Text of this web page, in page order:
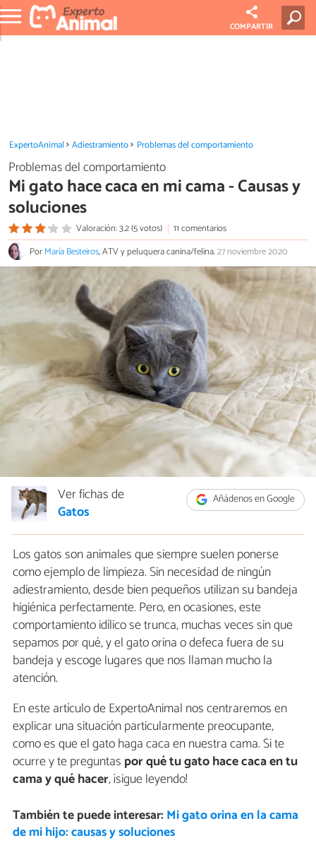
COMPARTIR
ExpertoAnimal Adiestramiento Problemas del comportamiento
Problemas del comportamiento
Mi gato hace caca en mi cama - Causas y
soluciones
Valoración: 3.2 (5 votos)
11 comentarios
PorMaría Besteiros, ATV y peluquera canina/felina.27 noviembre 2020
Añádenos en Google
Ver fichas de
Gatos
Los gatos son animales que siempre suelen ponerse
como ejemplo de limpieza. Sin necesidad de ningún
adiestramiento, desde bien pequeños utilizan su bandeja
higiénica perfectamente. Pero, en ocasiones, este
comportamiento idílico se trunca, muchas veces sin que
sepamos por qué, y el gato orina o defeca fuera de su
bandeja y escoge lugares que nos llaman mucho la
atención.
En este artículo de ExpertoAnimal nos centraremos en
explicar una situación particularmente preocupante,
como es que el gato haga caca en nuestra cama. Si te
ocurre y te preguntas por qué tu gato hace caca en tu
cama y qué hacer, ¡sigue leyendo!
También te puede interesar: Mi gato orina en la cama
de mi hijo: causas y soluciones